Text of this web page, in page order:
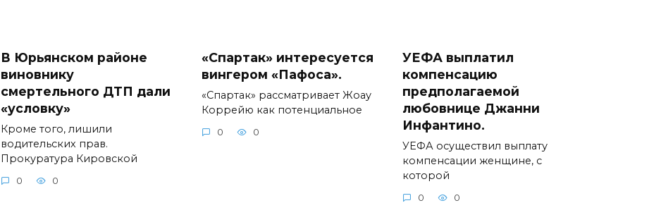
В Юрьянском районе
виновнику
смертельного ДТП дали
«условку»
Кроме того, лишили
водительских прав.
Прокуратура Кировской
0 0
«Спартак» интересуется
вингером «Пафоса».
«Спартак» рассматривает Жоау
Коррейю как потенциальное
0 0
УЕФА выплатил
компенсацию
предполагаемой
любовнице Джанни
Инфантино.
УЕФА осуществил выплату
компенсации женщине, с
которой
0 0